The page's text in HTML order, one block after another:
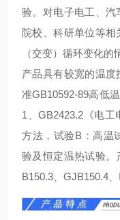
验。对电子电工、
院校、科研单位等
（交变）循环变化的
产品具有较宽的温
准GB10592-89高低
1、GB2423.2《电
方法，试验B：高温
验及恒定温热试验。
B150.3、GJB150.4、